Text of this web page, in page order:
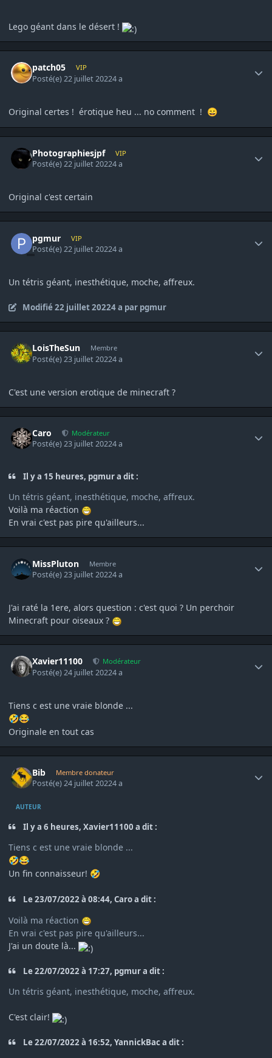
Lego géant dans le désert !
patch05 VIP
Posté(e)22 juillet 20224 a
Original certes ! érotique heu ... no comment ! 😄
Photographiesjpf VIP
Posté(e)22 juillet 20224 a
Original c'est certain
pgmur VIP
Posté(e)22 juillet 20224 a
Un tétris géant, inesthétique, moche, affreux.
Modifié22 juillet 20224 a par pgmur
LoisTheSun Membre
Posté(e)23 juillet 20224 a
C'est une version erotique de minecraft ?
Caro Modérateur
Posté(e)23 juillet 20224 a
Il y a 15 heures, pgmur a dit :
Un tétris géant, inesthétique, moche, affreux.
Voilà ma réaction
En vrai c'est pas pire qu'ailleurs...
MissPluton Membre
Posté(e)23 juillet 20224 a
J'ai raté la 1ere, alors question : c'est quoi ? Un perchoir
Minecraft pour oiseaux ?
Xavier11100 Modérateur
Posté(e)24 juillet 20224 a
Tiens c est une vraie blonde ...
🤣😂
Originale en tout cas
Bib Membre donateur
Posté(e)24 juillet 20224 a
AUTEUR
Il y a 6 heures, Xavier11100 a dit :
Tiens c est une vraie blonde ...
🤣😂
Un fin connaisseur! 🤣
Le 23/07/2022 à 08:44, Caro a dit :
Voilà ma réaction
En vrai c'est pas pire qu'ailleurs...
J'ai un doute là...
Le 22/07/2022 à 17:27, pgmur a dit :
Un tétris géant, inesthétique, moche, affreux.
C'est clair!
Le 22/07/2022 à 16:52, YannickBac a dit :